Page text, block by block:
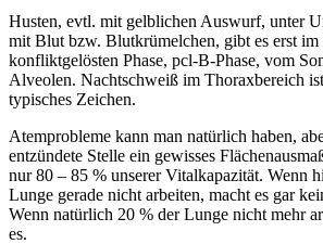
Husten, evtl. mit gelblichen Auswurf, unter
mit Blut bzw. Blutkrümelchen, gibt es erst im
konfliktgelösten Phase, pcl-B-Phase, vom
Alveolen. Nachtschweiß im Thoraxbereich
typisches Zeichen.
Atemprobleme kann man natürlich haben,
entzündete Stelle ein gewisses
nur 80 – 85 % unserer Vitalkapazität. Wenn
Lunge gerade nicht arbeiten, macht es gar
Wenn natürlich 20 % der Lunge nicht mehr
es.